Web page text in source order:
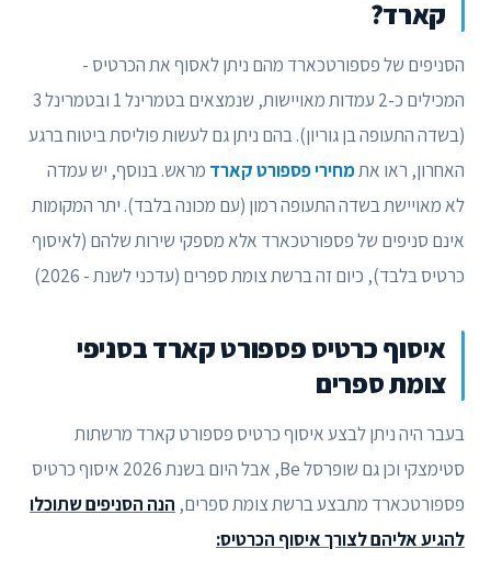
קארד?
הסניפים של פספורטכארד מהם ניתן לאסוף את הכרטיס -
המכילים כ-2 עמדות מאויישות, שנמצאים בטמרינל 1 ובטמרינל 3
(בשדה התעופה בן גוריון). בהם ניתן גם לעשות פוליסת ביטוח ברגע
האחרון, ראו אתמחירי פספורט קארד מראש. בנוסף, יש עמדה
לא מאויישת בשדה התעופה רמון (עם מכונה בלבד). יתר המקומות
אינם סניפים של פספורטכארד אלא מספקי שירות שלהם (לאיסוף
כרטיס בלבד), כיום זה ברשת צומת ספרים (עדכני לשנת - 2026)
איסוף כרטיס פספורט קארד בסניפי
צומת ספרים
בעבר היה ניתן לבצע איסוף כרטיס פספורט קארד מרשתות
סטימצקי וכן גם שופרסל Be, אבל היום בשנת 2026 איסוף כרטיס
פספורטכארד מתבצע ברשת צומת ספרים, הנה הסניפים שתוכלו
להגיע אליהם לצורך איסוף הכרטיס: